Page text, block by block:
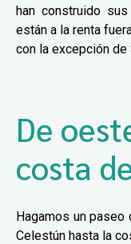
han construido
están a la renta
con la excepción de
De
costa
Hagamos un
Celestún hasta la